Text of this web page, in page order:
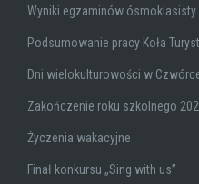
Wyniki egzaminów ósmoklasisty
Podsumowanie pracy Koła
Dni wielokulturowości w
Zakończenie roku szkolnego
Życzenia wakacyjne
Finał konkursu „Sing with us”